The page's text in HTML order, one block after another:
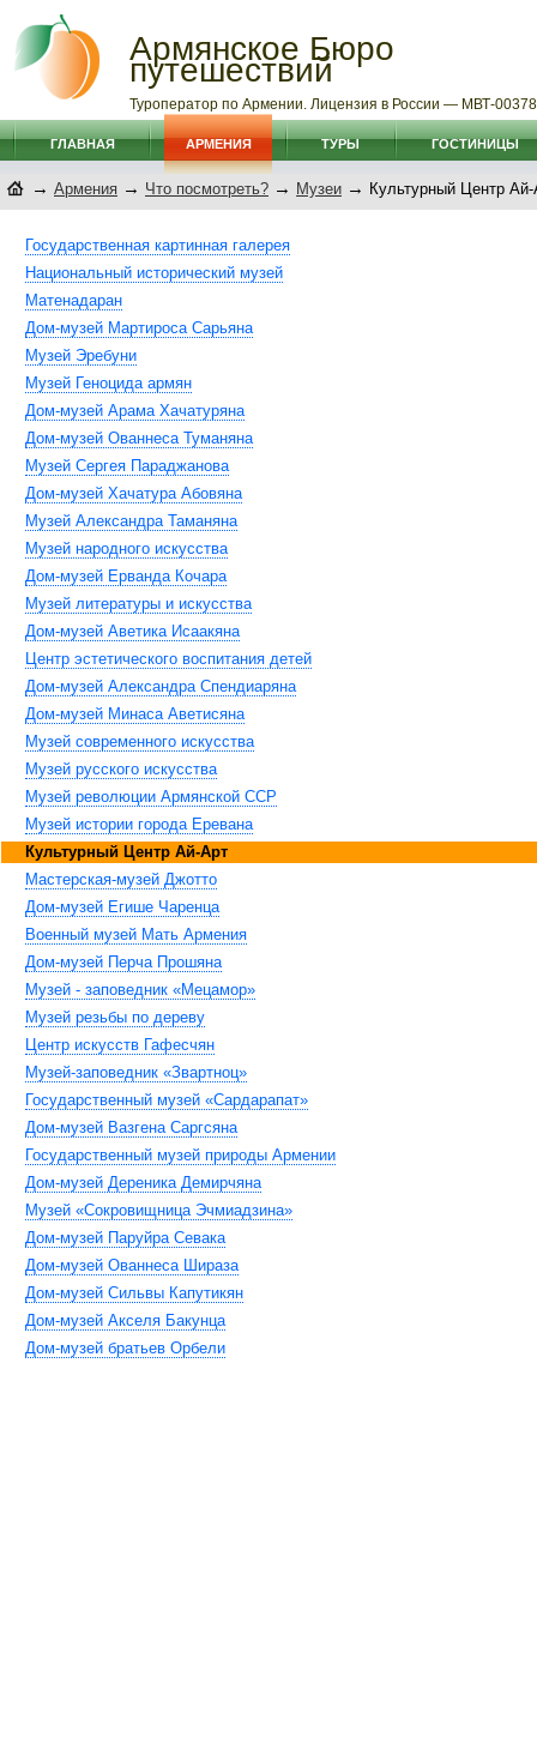
Армянское Бюро
путешествий
Туроператор по Армении. Лицензия в России — МВТ-
ГЛАВНАЯ АРМЕНИЯ ТУРЫ ГОСТИНИЦЫ
→ Армения → Что посмотреть? → Музеи → Культурный Центр Ай-
Государственная картинная галерея
Национальный исторический музей
Матенадаран
Дом-музей Мартироса Сарьяна
Музей Эребуни
Музей Геноцида армян
Дом-музей Арама Хачатуряна
Дом-музей Ованнеса Туманяна
Музей Сергея Параджанова
Дом-музей Хачатура Абовяна
Музей Александра Таманяна
Музей народного искусства
Дом-музей Ерванда Кочара
Музей литературы и искусства
Дом-музей Аветика Исаакяна
Центр эстетического воспитания детей
Дом-музей Александра Спендиаряна
Дом-музей Минаса Аветисяна
Музей современного искусства
Музей русского искусства
Музей революции Армянской ССР
Музей истории города Еревана
Культурный Центр Ай-Арт
Мастерская-музей Джотто
Дом-музей Егише Чаренца
Военный музей Мать Армения
Дом-музей Перча Прошяна
Музей - заповедник «Мецамор»
Музей резьбы по дереву
Центр искусств Гафесчян
Музей-заповедник «Звартноц»
Государственный музей «Сардарапат»
Дом-музей Вазгена Саргсяна
Государственный музей природы Армении
Дом-музей Дереника Демирчяна
Музей «Сокровищница Эчмиадзина»
Дом-музей Паруйра Севака
Дом-музей Ованнеса Шираза
Дом-музей Сильвы Капутикян
Дом-музей Акселя Бакунца
Дом-музей братьев Орбели